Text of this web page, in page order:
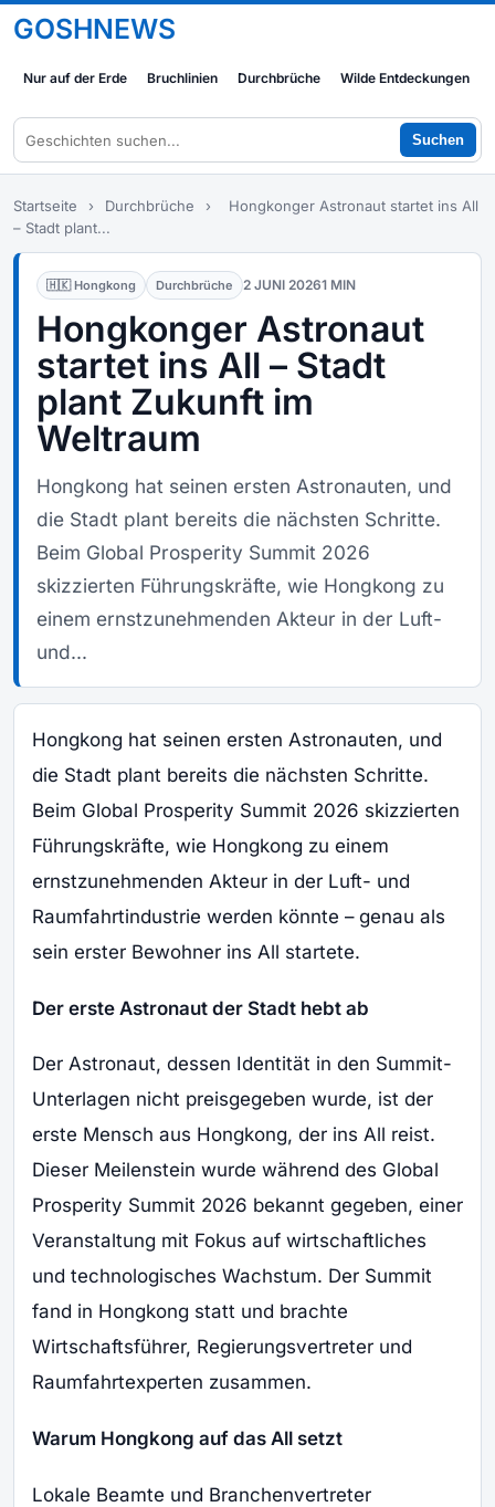
GOSHNEWS
Nur auf der Erde Bruchlinien Durchbrüche Wilde Entdeckungen
Suchen
Startseite › Durchbrüche ›
Hongkonger Astronaut startet ins All
– Stadt plant...
🇭🇰 Hongkong Durchbrüche 2 JUNI 20261 MIN
Hongkonger Astronaut
startet ins All – Stadt
plant Zukunft im
Weltraum
Hongkong hat seinen ersten Astronauten, und
die Stadt plant bereits die nächsten Schritte.
Beim Global Prosperity Summit 2026
skizzierten Führungskräfte, wie Hongkong zu
einem ernstzunehmenden Akteur in der Luft-
und...
Hongkong hat seinen ersten Astronauten, und
die Stadt plant bereits die nächsten Schritte.
Beim Global Prosperity Summit 2026 skizzierten
Führungskräfte, wie Hongkong zu einem
ernstzunehmenden Akteur in der Luft- und
Raumfahrtindustrie werden könnte – genau als
sein erster Bewohner ins All startete.
Der erste Astronaut der Stadt hebt ab
Der Astronaut, dessen Identität in den Summit-
Unterlagen nicht preisgegeben wurde, ist der
erste Mensch aus Hongkong, der ins All reist.
Dieser Meilenstein wurde während des Global
Prosperity Summit 2026 bekannt gegeben, einer
Veranstaltung mit Fokus auf wirtschaftliches
und technologisches Wachstum. Der Summit
fand in Hongkong statt und brachte
Wirtschaftsführer, Regierungsvertreter und
Raumfahrtexperten zusammen.
Warum Hongkong auf das All setzt
Lokale Beamte und Branchenvertreter